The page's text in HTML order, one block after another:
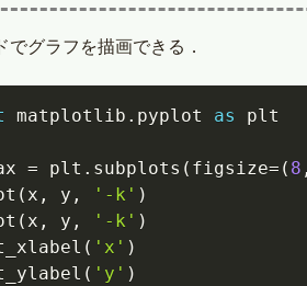
でグラフを描画できる．
matplotlib . pyplot as plt
= plt . subplots ( figsize= ( 8 ,
( x , y , '-k' )
( x , y , '-k' )
( 'x' )
( 'y' )